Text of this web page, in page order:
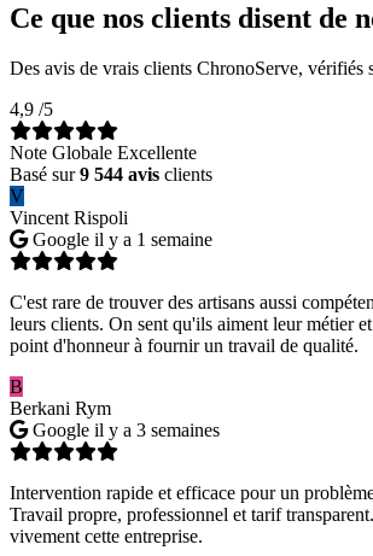
Ce que nos clients disent de
Des avis de vrais clients ChronoServe, vérifiés
4,9 /5
Note Globale Excellente
Basé sur9 544 avis clients
V
Vincent Rispoli
Google il y a 1 semaine
C'est rare de trouver des artisans aussi
leurs clients. On sent qu'ils aiment leur métier
point d'honneur à fournir un travail de qualité.
B
Berkani Rym
Google il y a 3 semaines
Intervention rapide et efficace pour un
Travail propre, professionnel et tarif
vivement cette entreprise.